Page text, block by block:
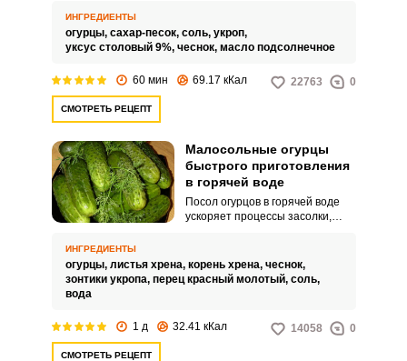
пупырчатые плоды.
ИНГРЕДИЕНТЫ
огурцы, сахар-песок, соль, укроп,
уксус столовый 9%, чеснок, масло подсолнечное
60 мин 69.17 кКал 22763 0
СМОТРЕТЬ РЕЦЕПТ
Малосольные огурцы
быстрого приготовления
в горячей воде
Посол огурцов в горячей воде
ускоряет процессы засолки,
Хрусткость огурцам добавляют
листья хрена, их можно класть
ИНГРЕДИЕНТЫ
огурцы, листья хрена, корень хрена, чеснок,
зонтики укропа, перец красный молотый, соль,
вода
1 д 32.41 кКал 14058 0
СМОТРЕТЬ РЕЦЕПТ